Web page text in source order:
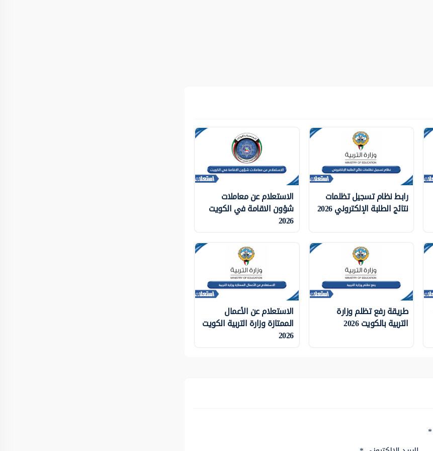
رابط نظام تسجيل تظلمات
نتائج الطلبة الإلكتروني 2026
الاستعلام عن معاملات
شؤون الاقامة في الكويت
2026
طريقة رفع تظلم وزارة
التربية بالكويت 2026
الاستعلام عن الأعمال
الممتازة وزارة التربية الكويت
2026
*